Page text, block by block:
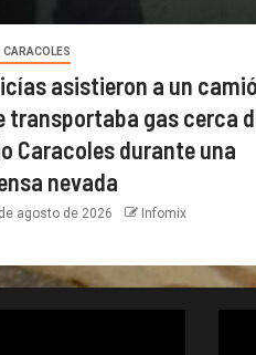
CARACOLES
asistieron a un
transportaba gas cerca
Caracoles durante una
nevada
agosto de 2026 Infomix